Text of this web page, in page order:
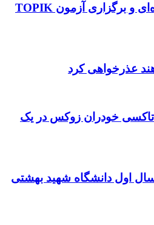
راه‌اندازی رشته کره‌ای و برگزاری آزمون TOPIK
عذرخواهی کرد
خودران زوکس در یک
اول دانشگاه شهید بهشتی